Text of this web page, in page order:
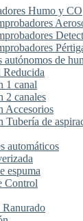
Humo y CO
autónomos de
1 canal
2 canales
Accesorios
Tubería de
automáticos
espuma
Control